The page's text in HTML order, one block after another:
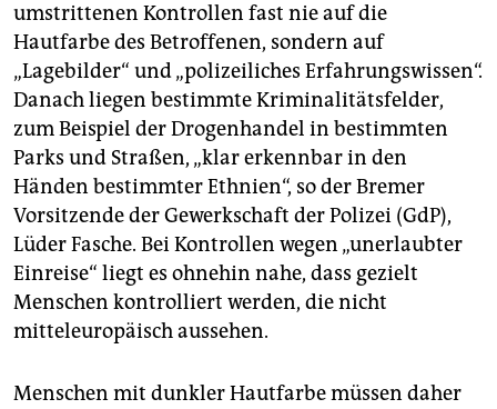
umstrittenen Kontrollen fast nie auf die
Hautfarbe des Betroffenen, sondern auf
„Lagebilder“ und „polizeiliches Erfahrungswissen“.
Danach liegen bestimmte Kriminalitätsfelder,
zum Beispiel der Drogenhandel in bestimmten
Parks und Straßen, „klar erkennbar in den
Händen bestimmter Ethnien“, so der Bremer
Vorsitzende der Gewerkschaft der Polizei (GdP),
Lüder Fasche. Bei Kontrollen wegen „unerlaubter
Einreise“ liegt es ohnehin nahe, dass gezielt
Menschen kontrolliert werden, die nicht
mitteleuropäisch aussehen.
Menschen mit dunkler Hautfarbe müssen daher